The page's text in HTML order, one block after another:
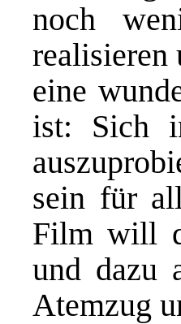
noch
realisieren
eine
ist: Sich
sein für
Film will
und dazu
Atemzug